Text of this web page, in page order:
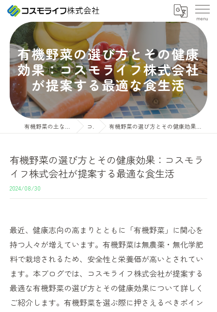
有機野菜の選び方とその健康
効果：コスモライフ株式会社
が提案する最適な食生活
コラム 有機野菜の選び方とその健康効果：コスモライフ株式会社が提案する最適な食生活
有機野菜の選び方とその健康効果：コスモラ
イフ株式会社が提案する最適な食生活
2024/08/30
最近、健康志向の高まりとともに「有機野菜」に関心を
持つ人々が増えています。有機野菜は無農薬・無化学肥
料で栽培されるため、安全性と栄養価が高いとされてい
ます。本ブログでは、コスモライフ株式会社が提案する
最適な有機野菜の選び方とその健康効果について詳しく
ご紹介します。有機野菜を選ぶ際に押さえるべきポイン